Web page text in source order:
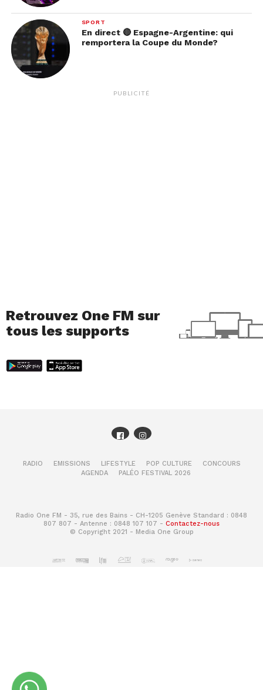
SPORT
En direct 🔴 Espagne-Argentine: qui
remportera la Coupe du Monde?
PUBLICITÉ
Retrouvez One FM sur
tous les supports
RADIO EMISSIONS LIFESTYLE POP CULTURE
CONCOURS
AGENDA
PALÉO FESTIVAL 2026
Radio One FM - 35, rue des Bains - CH-1205 Genève Standard : 0848
807 807 - Antenne : 0848 107 107 - Contactez-nous
© Copyright 2021 - Media One Group